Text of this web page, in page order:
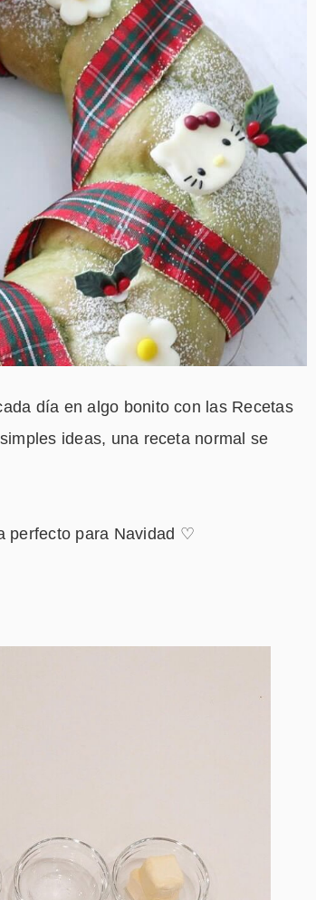
día en algo bonito con las Recetas
ideas, una receta normal se
perfecto para Navidad ♡